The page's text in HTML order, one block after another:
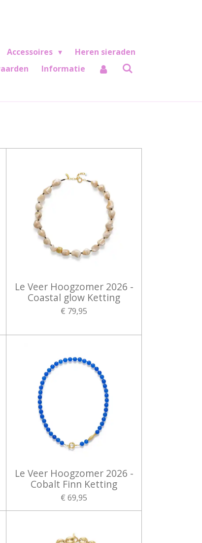
Accessoires
Heren sieraden
Informatie
Le Veer Hoogzomer 2026 -
Coastal glow Ketting
€ 79,95
Le Veer Hoogzomer 2026 -
Cobalt Finn Ketting
€ 69,95